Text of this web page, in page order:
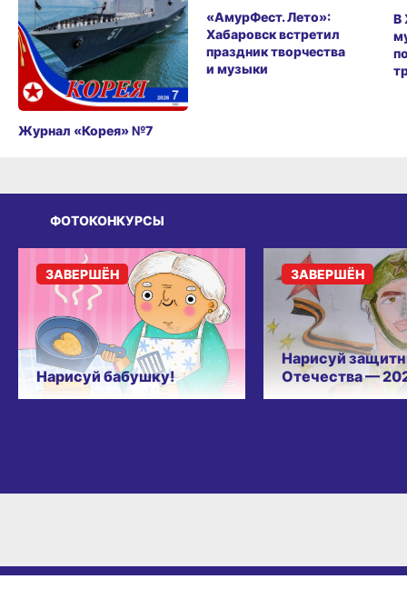
Журнал «Корея» №7
«АмурФест. Лето»:
Хабаровск встретил
праздник творчества
и музыки
В
ФОТОКОНКУРСЫ
Нарисуй бабушку!
ЗАВЕРШЁН
Нарисуй
Отечества —
ЗАВЕРШЁН